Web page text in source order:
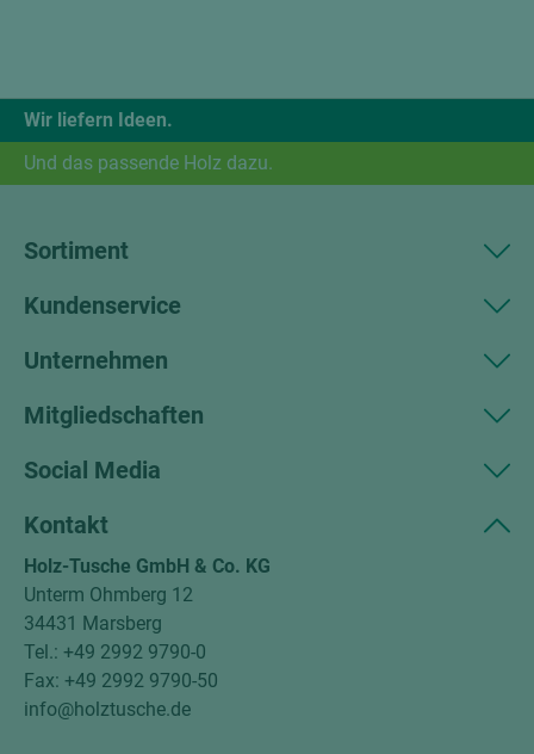
Wir liefern Ideen.
Und das passende Holz dazu.
Sortiment
Kundenservice
Unternehmen
Mitgliedschaften
Social Media
Kontakt
Holz-Tusche GmbH & Co. KG
Unterm Ohmberg 12
34431 Marsberg
Tel.: +49 2992 9790-0
Fax: +49 2992 9790-50
info@holztusche.de